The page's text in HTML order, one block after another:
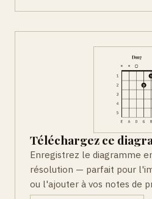
Téléchargez ce
Enregistrez le diagramme
résolution — parfait pour
ou l'ajouter à vos notes de